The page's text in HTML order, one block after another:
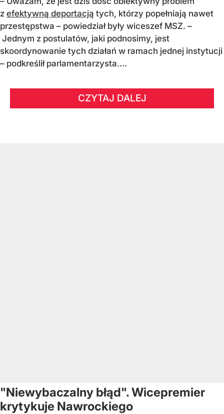
z efektywną deportacją tych, którzy popełniają nawet
przestępstwa – powiedział były wiceszef MSZ. –
Jednym z postulatów, jaki podnosimy, jest
skoordynowanie tych działań w ramach jednej instytucji
– podkreślił parlamentarzysta....
CZYTAJ DALEJ
"Niewybaczalny błąd". Wicepremier
krytykuje Nawrockiego